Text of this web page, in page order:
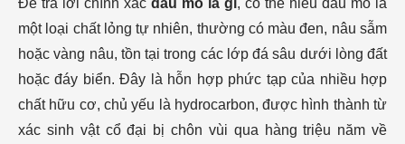
Để trả lời chính xác dầu mỏ là gì, có thể hiểu dầu mỏ là
một loại chất lỏng tự nhiên, thường có màu đen, nâu sẫm
hoặc vàng nâu, tồn tại trong các lớp đá sâu dưới lòng đất
hoặc đáy biển. Đây là hỗn hợp phức tạp của nhiều hợp
chất hữu cơ, chủ yếu là hydrocarbon, được hình thành từ
xác sinh vật cổ đại bị chôn vùi qua hàng triệu năm về